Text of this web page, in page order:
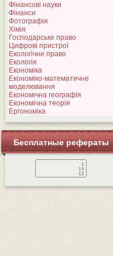
Фінансові науки
Фінанси
Фотографія
Хімія
Господарське право
Цифрові пристрої
Екологічне право
Екологія
Економіка
Економіко-математичне
моделювання
Економічна географія
Економічна теорія
Ергономіка
Бесплатные рефераты